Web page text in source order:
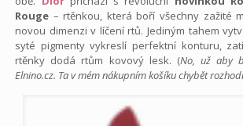
Rouge – rtěnkou, která boří všechny zažité
novou dimenzi v líčení rtů. Jediným tahem
syté pigmenty vykreslí perfektní konturu,
rtěnky dodá rtům kovový lesk. (No, už aby
Elnino.cz. Ta v mém nákupním košíku chybět